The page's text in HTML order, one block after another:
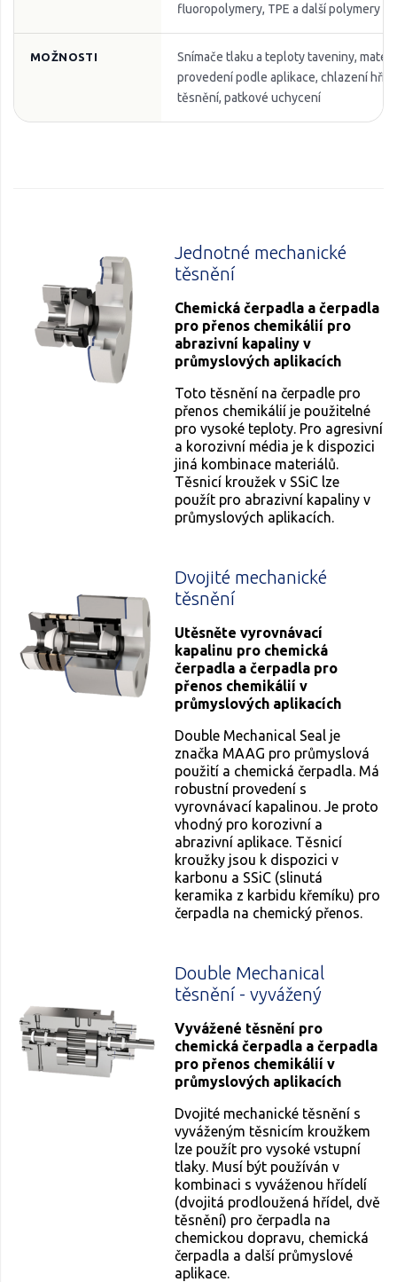
fluoropolymery, TPE a další polymery
MOŽNOSTI
Snímače tlaku a teploty taveniny,
provedení podle aplikace, chlazení
těsnění, patkové uchycení
Jednotné mechanické
těsnění
Chemická čerpadla a čerpadla
pro přenos chemikálií pro
abrazivní kapaliny v
průmyslových aplikacích
Toto těsnění na čerpadle pro
přenos chemikálií je použitelné
pro vysoké teploty. Pro agresivní
a korozivní média je k dispozici
jiná kombinace materiálů.
Těsnicí kroužek v SSiC lze
použít pro abrazivní kapaliny v
průmyslových aplikacích.
Dvojité mechanické
těsnění
Utěsněte vyrovnávací
kapalinu pro chemická
čerpadla a čerpadla pro
přenos chemikálií v
průmyslových aplikacích
Double Mechanical Seal je
značka MAAG pro průmyslová
použití a chemická čerpadla. Má
robustní provedení s
vyrovnávací kapalinou. Je proto
vhodný pro korozivní a
abrazivní aplikace. Těsnicí
kroužky jsou k dispozici v
karbonu a SSiC (slinutá
keramika z karbidu křemíku) pro
čerpadla na chemický přenos.
Double Mechanical
těsnění - vyvážený
Vyvážené těsnění pro
chemická čerpadla a čerpadla
pro přenos chemikálií v
průmyslových aplikacích
Dvojité mechanické těsnění s
vyváženým těsnicím kroužkem
lze použít pro vysoké vstupní
tlaky. Musí být používán v
kombinaci s vyváženou hřídelí
(dvojitá prodloužená hřídel, dvě
těsnění) pro čerpadla na
chemickou dopravu, chemická
čerpadla a další průmyslové
aplikace.